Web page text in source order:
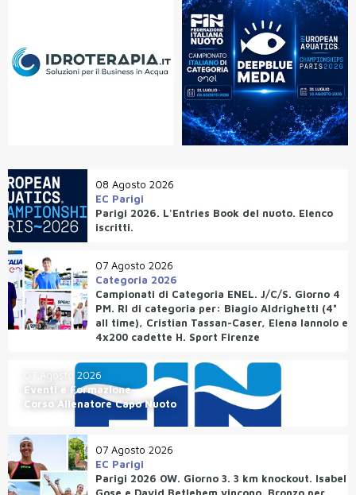
08 Agosto 2026
EC Parigi
Parigi 2026. L'Entries Book del nuoto. Elenco
iscritti.
07 Agosto 2026
Categoria 2026
Campionati di Categoria ENEL. J/C/S. Giorno 4
PM. RI di categoria per: Biagio Aldrighetti (4°
all time), Cristian Tassan-Caser, Elena Iannolo e
4x200 cadette H. Sport Firenze
07 Agosto 2026
Eventi e Formazione
Corso Allenatore Capo Nuoto
07 Agosto 2026
EC Parigi
Parigi 2026 OW. Giorno 3. 3 km knockout. Isabel